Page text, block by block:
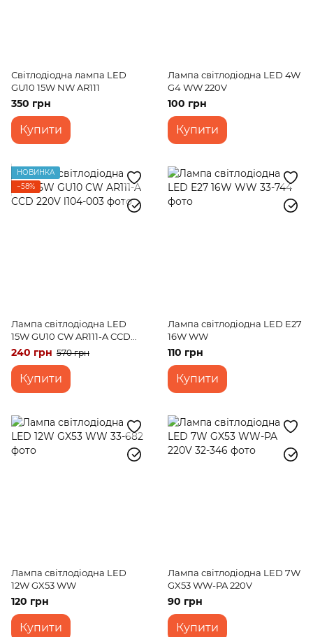
Світлодіодна лампа LED
GU10 15W NW AR111
350 грн
Купити
Лампа світлодіодна LED 4W
G4 WW 220V
100 грн
Купити
НОВИНКА
−58%
Лампа світлодіодна LED
15W GU10 CW AR111-A CCD
220V
240 грн 570 грн
Купити
Лампа світлодіодна LED E27
16W WW
110 грн
Купити
Лампа світлодіодна LED
12W GX53 WW
120 грн
Купити
Лампа світлодіодна LED 7W
GX53 WW-PA 220V
90 грн
Купити